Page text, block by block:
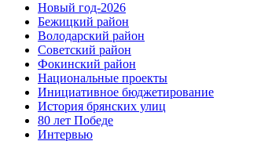
Новый год-2026
Бежицкий район
Володарский район
Советский район
Фокинский район
Национальные проекты
Инициативное бюджетирование
История брянских улиц
80 лет Победе
Интервью